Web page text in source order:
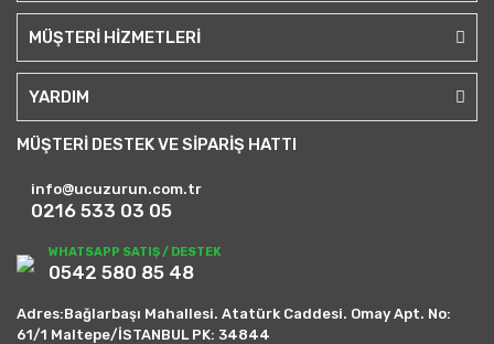
MÜŞTERİ HİZMETLERİ
YARDIM
MÜŞTERİ DESTEK VE SİPARİŞ HATTI
info@ucuzurun.com.tr
0216 533 03 05
WHATSAPP SATIŞ / DESTEK
0542 580 85 48
Adres:Bağlarbaşı Mahallesi. Atatürk Caddesi. Omay Apt. No:
61/1 Maltepe/İSTANBUL PK: 34844